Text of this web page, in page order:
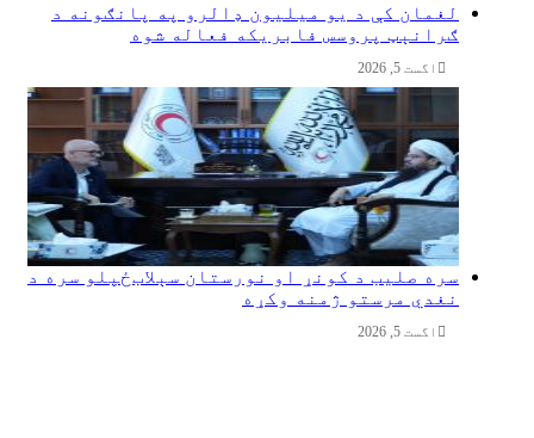
لغمان کې د یو میلیون ډالرو په پانګونه د
ګرانېټ پروسس فابریکه فعاله شوه
اگست 5, 2026
سره صلیب د کونړ او نورستان سېلاب‌ځپلو سره د
نغدي مرستو ژمنه وکړه
اگست 5, 2026